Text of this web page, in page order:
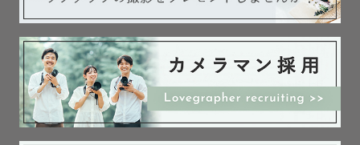
🚨別途撮影許可・シャッター料がかかる場合がありま
す。
お参りする神社さまが確定しましたら、ご希望の神社さ
まへお問い合わせをお願いいたします。
また、シャッター料がかかる場合はゲスト様のご負担と
なります。ご了承ください。